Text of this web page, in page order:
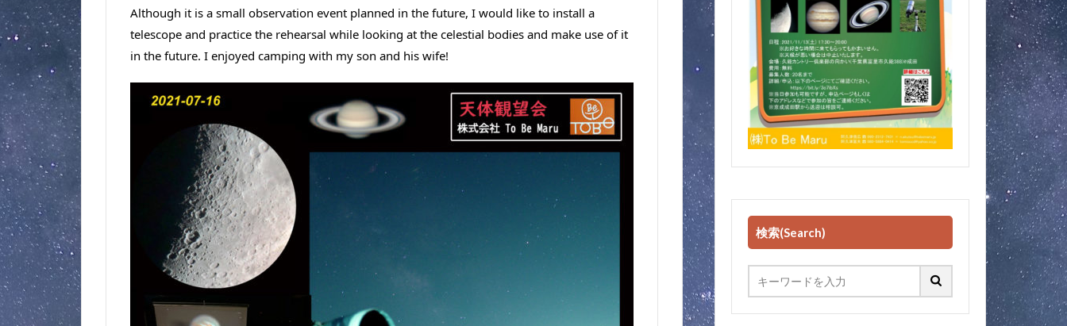
Although it is a small observation event planned in the future, I would like to install a
telescope and practice the rehearsal while looking at the celestial bodies and make use of it
in the future. I enjoyed camping with my son and his wife!
検索(Search)